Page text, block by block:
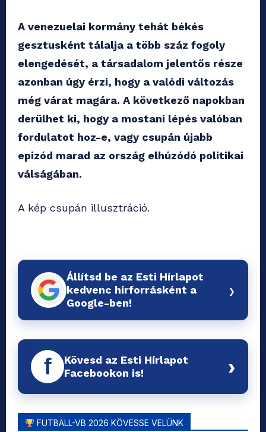
A venezuelai kormány tehát békés
gesztusként tálalja a több száz fogoly
elengedését, a társadalom jelentős része
azonban úgy érzi, hogy a valódi változás
még várat magára. A következő napokban
derülhet ki, hogy a mostani lépés valóban
fordulatot hoz-e, vagy csupán újabb
epizód marad az ország elhúzódó politikai
válságában.
A kép csupán illusztráció.
Állítsd be az Esti Hírlapot
kedvenc hírforrásként a
Google-ben!
›
f
Kövesd az Esti Hírlapot
Facebookon is!
›
FUTBALL-VB 2026 KÖVESSE VELÜNK